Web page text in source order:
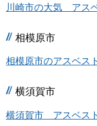
川崎市の大気 アス
相模原市
相模原市のアスベス
横須賀市
横須賀市 アスベス